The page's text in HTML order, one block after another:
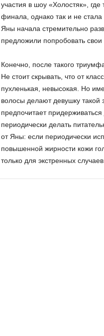
участия в шоу «Холостяк»,
финала, однако так и не стала
Яны начала стремительно
предложили попробовать
Конечно, после такого
Не стоит скрывать, что от
пухленькая, невысокая. Но
волосы делают девушку
предпочитает
периодически делать
от Яны: если периодически
повышенной жирности кожи
только для экстренных случаев.